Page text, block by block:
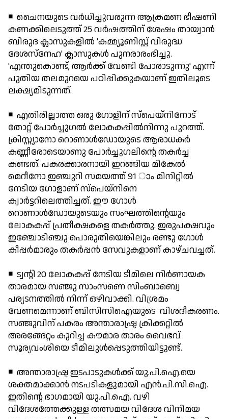
◾ ചൈനയുടെ വര്‍ധിച്ചുവരുന്ന ആക്രമണ ഭീഷണി
കണക്കിലെടുത്ത് 25 വര്‍ഷത്തിന് ശേഷം തായ്വാന്‍
ബിരുദ ക്ലാസുകളില്‍ 'കമ്മ്യൂണിസ്റ്റ് വിരുദ്ധ
ദേശസ്നേഹ' ക്ലാസുകള്‍ പുനരാരംഭിച്ചു.
'എന്തുകൊണ്ട്, ആര്‍ക്ക് വേണ്ടി പോരാടുന്നു' എന്ന്
പുതിയ തലമുറയെ പഠിപ്പിക്കുകയാണ് ഇതിലൂടെ
ലക്ഷ്യമിടുന്നത്.
◾ എതിരില്ലാത്ത ഒരു ഗോളിന് സ്‌പെയ്‌നിനോട്
തോറ്റ് പോര്‍ച്ചുഗല്‍ ലോകകപ്പില്‍നിന്നു പുറത്ത്.
ക്രിസ്റ്റ്യാനോ റൊണാള്‍ഡോയുടെ ആരാധകര്‍
കണ്ണീരോടെയാണു പോര്‍ച്ചുഗലിന്റെ തകര്‍ച്ച
കണ്ടത്. പകരക്കാരനായി ഇറങ്ങിയ മികേല്‍
മെറീനോ ഇഞ്ചുറി സമയത്ത് 91 ാം മിനിറ്റില്‍
നേടിയ ഗോളാണ് സ്‌പെയ്‌നിനെ
ക്വാര്‍ട്ടറിലെത്തിച്ചത്. ഈ ഗോള്‍
റൊണാള്‍ഡോയുടെയും സംഘത്തിന്റെയും
ലോകകപ്പ് പ്രതീക്ഷകളെ തകര്‍ത്തു. ഇരുപക്ഷവും
ഇഞ്ചോടിഞ്ചു പൊരുതിയെങ്കിലും രണ്ടു ഗോള്‍
കീപ്പര്‍മാരും തകര്‍പ്പന്‍ സേവുകളാണ് കാഴ്ചവച്ചത്.
◾ ട്വന്റി 20 ലോകകപ്പ് നേടിയ ടീമിലെ നിര്‍ണായക
താരമായ സഞ്ജു സാംസണെ സിംബാബ്വെ
പര്യടനത്തില്‍ നിന്ന് ഒഴിവാക്കി. വിശ്രമം
വേണമെന്നാണ് ബിസിസിഐയുടെ വിശദീകരണം.
സഞ്ജുവിന് പകരം അന്താരാഷ്ട്ര ക്രിക്കറ്റില്‍
അരങ്ങേറ്റം കുറിച്ച കൗമാര താരം വൈഭവ്
സൂര്യവംശിയെ ടീമിലുള്‍പ്പെടുത്തിയിട്ടുണ്ട്.
◾ അന്താരാഷ്ട്ര ഇടപാടുകള്‍ക്ക് യു.പി.ഐ.യെ
ശക്തമാക്കാന്‍ നടപടികളുമായി എന്‍.പി.സി.ഐ.
ഇതിന്റെ ഭാഗമായി യു.പി.ഐ. വഴി
വിദേശത്തേക്കുള്ള തത്സമയ വിദേശ വിനിമയ